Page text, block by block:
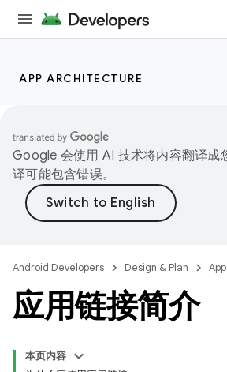
APP ARCHITECTURE
Google 会使用 AI 技术将内容翻译成
译可能包含错误。
Android Developers Design & Plan
应用链接简介
本页内容